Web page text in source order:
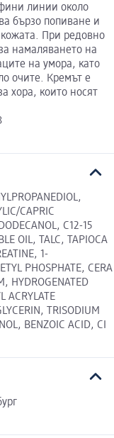
линии около
бързо попиване и
При редовно
намаляването на
на умора, като
очите. Кремът е
хора, които носят
CAPRIC
C12-15
OIL, TALC, TAPIOCA
1-
PHOSPHATE, CERA
HYDROGENATED
ACRYLATE
TRISODIUM
BENZOIC ACID, CI